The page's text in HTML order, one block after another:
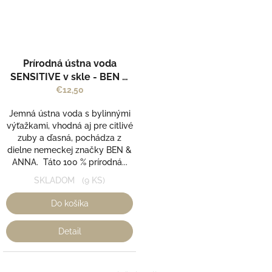
Prírodná ústna voda
SENSITIVE v skle - BEN &
ANNA
€12,50
Jemná ústna voda s bylinnými
výťažkami, vhodná aj pre citlivé
zuby a ďasná, pochádza z
dielne nemeckej značky BEN &
ANNA. Táto 100 % prírodná...
SKLADOM (9 KS)
Do košíka
Detail